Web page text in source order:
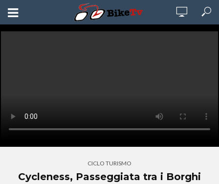
CICLO TURISMO
Cycleness, Passeggiata tra i Borghi